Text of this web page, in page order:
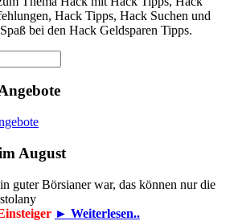
Hack Tipps, Hack Suchen und
bei den Hack Geldsparen Tipps.
August
guter Börsianer war, das können nur die
► Weiterlesen..